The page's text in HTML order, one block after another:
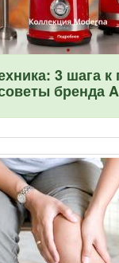
3 шага
бренда